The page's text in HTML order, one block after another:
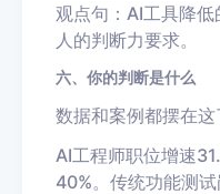
观点句：AI工具降
人的判断力要求。
六、你的判断是什么
数据和案例都摆在这
AI工程师职位增速
40%。传统功能测